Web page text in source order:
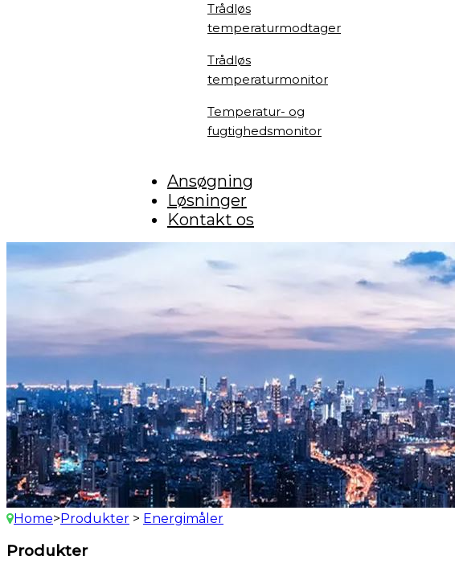
Trådløs
temperaturmodtager
Trådløs
temperaturmonitor
Temperatur- og
fugtighedsmonitor
Ansøgning
Løsninger
Kontakt os
Home>Produkter > Energimåler
Produkter